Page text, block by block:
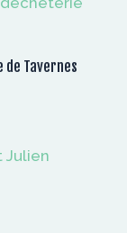
de Tavernes